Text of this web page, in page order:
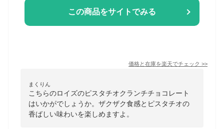
この商品をサイトでみる
価格と在庫を楽天でチェック >>
まくりん
こちらのロイズのピスタチオクランチチョコレート
はいかがでしょうか。ザクザク食感とピスタチオの
香ばしい味わいを楽しめますよ。